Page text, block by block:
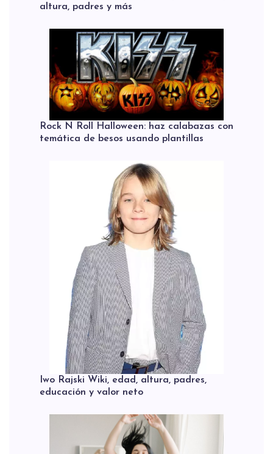
altura, padres y más
Rock N Roll Halloween: haz calabazas con
temática de besos usando plantillas
Iwo Rajski Wiki, edad, altura, padres,
educación y valor neto